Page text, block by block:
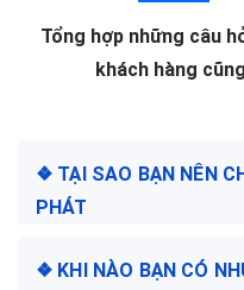
Tổng hợp những câu
khách hàng
❖ TẠI SAO BẠN NÊN
PHÁT
❖ KHI NÀO BẠN CÓ